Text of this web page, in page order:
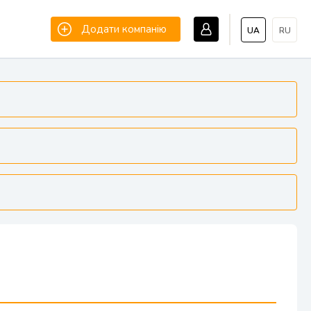
UA RU
Додати компанію